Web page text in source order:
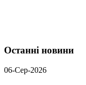
Останні новини
06-Сер-2026